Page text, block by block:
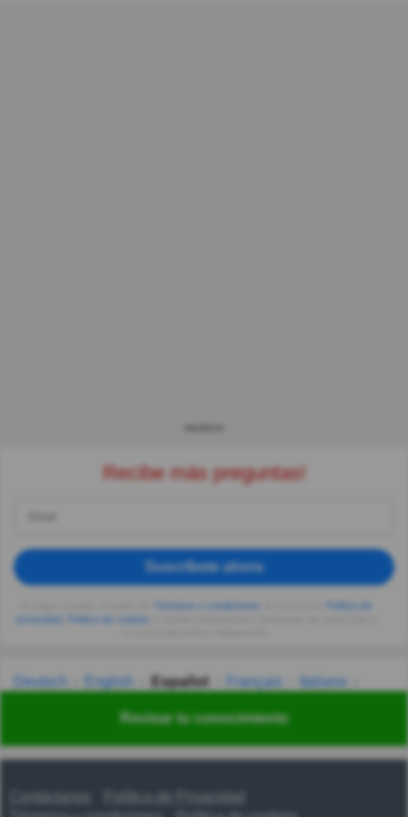
Revisar tu conocimiento
Recibe más preguntas!
Suscríbete ahora
privacidad
Deutsch English Español Français
Italiano
Українська हिन्दी 한국어 汉语
Contáctanos
Política de Privacidad